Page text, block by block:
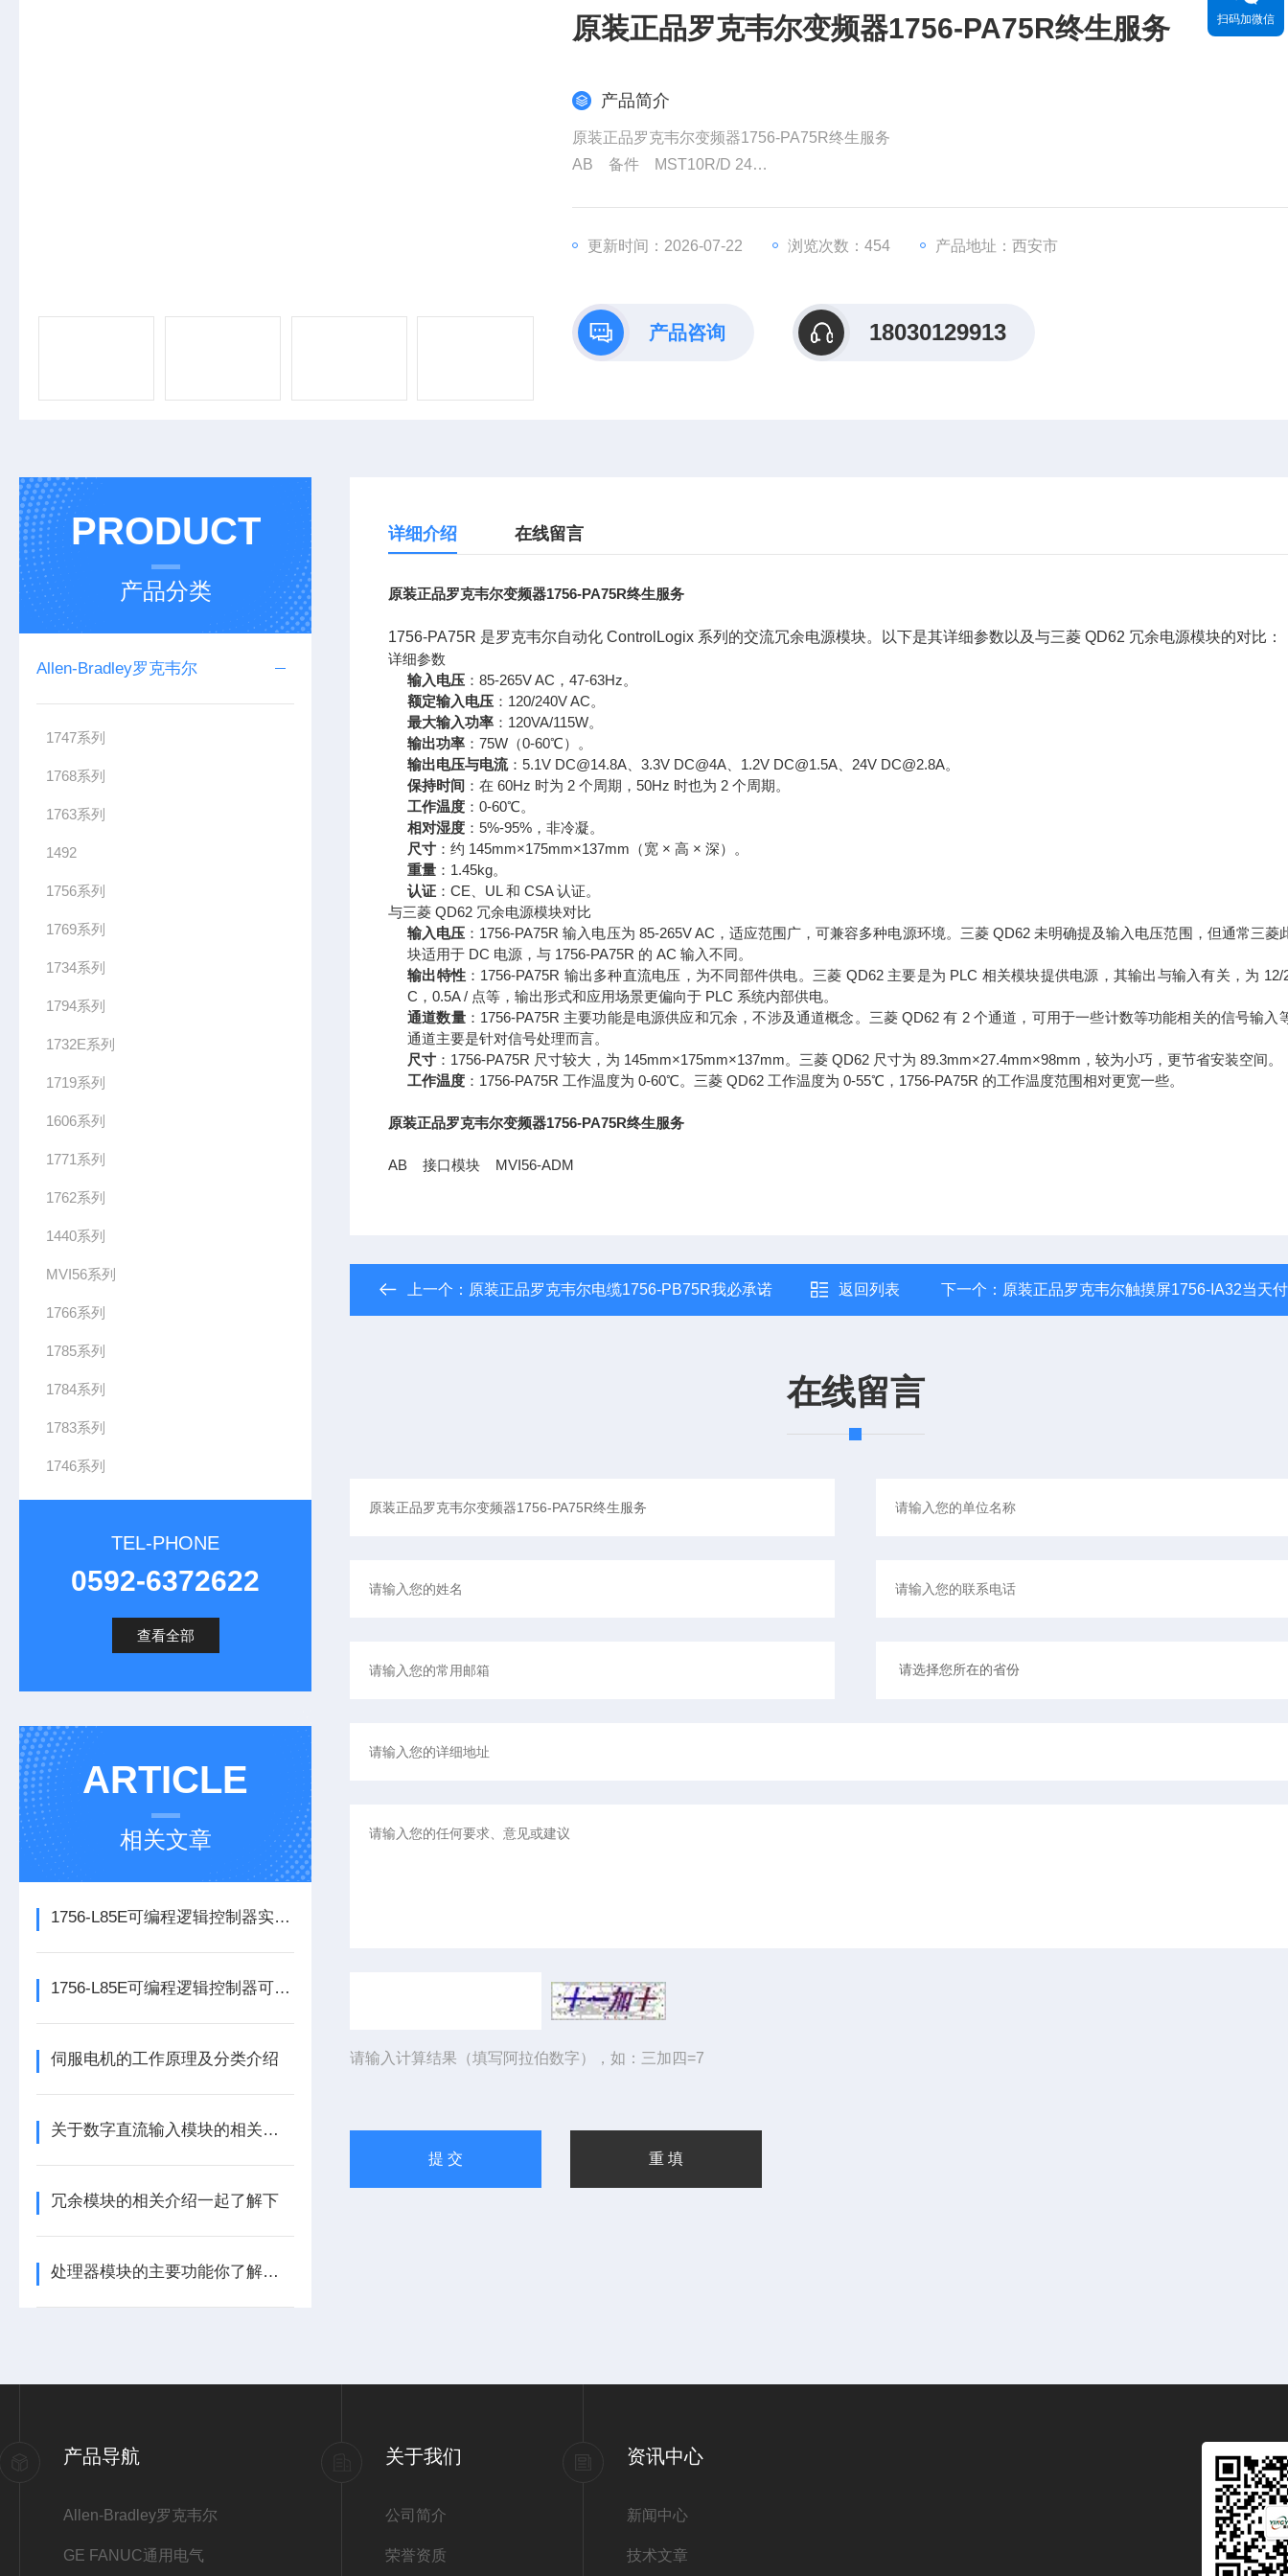
原装正品罗克韦尔变频器1756-PA75R终生服务
产品简介
原装正品罗克韦尔变频器1756-PA75R终生服务
AB 备件 MST10R/D 24
权发起收购要约，该计划对AVEVA的估值为99亿英镑（119亿美元）。分析认为，对AVEVA的并购将有
更新时间：2026-07-22 浏览次数：454 产品地址：西安市
产品咨询 18030129913
PRODUCT
产品分类
Allen-Bradley罗克韦尔
1747系列
1768系列
1763系列
1492
1756系列
1769系列
1734系列
1794系列
1732E系列
1719系列
1606系列
1771系列
1762系列
1440系列
MVI56系列
1766系列
1785系列
1784系列
1783系列
1746系列
TEL-PHONE
0592-6372622
查看全部
ARTICLE
相关文章
1756-L85E可编程逻辑控制器实操应用常见问题分析及解决方法探讨
1756-L85E可编程逻辑控制器可满足多行业自动化精准控制需求
伺服电机的工作原理及分类介绍
关于数字直流输入模块的相关介绍
冗余模块的相关介绍一起了解下
处理器模块的主要功能你了解多少呢
详细介绍 在线留言
原装正品罗克韦尔变频器1756-PA75R终生服务
1756-PA75R 是罗克韦尔自动化 ControlLogix 系列的交流冗余电源模块。以下是其详细参数以及与三菱 QD62 冗余电源模块的对比：
详细参数
输入电压 ：85-265V AC，47-63Hz。
额定输入电压 ：120/240V AC。
最大输入功率 ：120VA/115W。
输出功率 ：75W（0-60℃）。
输出电压与电流：5.1V DC@14.8A、3.3V DC@4A、1.2V DC@1.5A、24V DC@2.8A。
保持时间 ：在 60Hz 时为 2 个周期，50Hz 时也为 2 个周期。
工作温度 ：0-60℃。
相对湿度 ：5%-95%，非冷凝。
尺寸 ：约 145mm×175mm×137mm（宽 × 高 × 深）。
重量 ：1.45kg。
认证 ：CE、UL 和 CSA 认证。
与三菱 QD62 冗余电源模块对比
输入电压 ：1756-PA75R 输入电压为 85-265V AC，适应范围广，可兼容多种电源环境。三菱 QD62 未明确提及输入电压范围，但通常三菱
块适用于 DC 电源，与 1756-PA75R 的 AC 输入不同。
输出特性 ：1756-PA75R 输出多种直流电压，为不同部件供电。三菱 QD62 主要是为 PLC 相关模块提供电源，其输出与输入有关，为 12/
C，0.5A / 点等，输出形式和应用场景更偏向于 PLC 系统内部供电。
通道数量：1756-PA75R 主要功能是电源供应和冗余，不涉及通道概念。三菱 QD62 有 2 个通道，可用于一些计数等功能相关的信号输入
通道主要是针对信号处理而言。
尺寸 ：1756-PA75R 尺寸较大，为 145mm×175mm×137mm。三菱 QD62 尺寸为 89.3mm×27.4mm×98mm，较为小巧，更节省安装空间。
工作温度 ：1756-PA75R 工作温度为 0-60℃。三菱 QD62 工作温度为 0-55℃，1756-PA75R 的工作温度范围相对更宽一些。
原装正品罗克韦尔变频器1756-PA75R终生服务
AB 接口模块 MVI56-ADM
上一个： 原装正品罗克韦尔电缆1756-PB75R我必承诺 返回列表 下一个： 原装正品罗克韦尔触摸屏1756-IA32当天
在线留言
请输入计算结果（填写阿拉伯数字），如：三加四=7
产品导航
Allen-Bradley罗克韦尔
GE FANUC通用电气
关于我们
公司简介
荣誉资质
资讯中心
新闻中心
技术文章
扫码加微信